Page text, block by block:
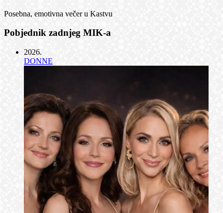
Posebna, emotivna večer u Kastvu
Pobjednik zadnjeg MIK-a
2026.
DONNE